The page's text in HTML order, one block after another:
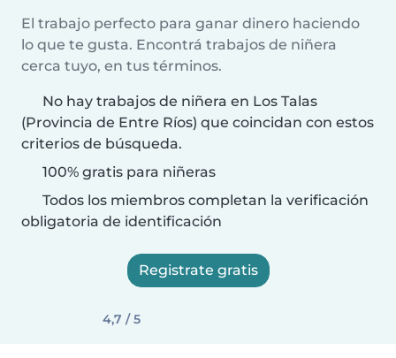
El trabajo perfecto para ganar dinero haciendo
lo que te gusta. Encontrá trabajos de niñera
cerca tuyo, en tus términos.
No hay trabajos de niñera en Los Talas
(Provincia de Entre Ríos) que coincidan con estos
criterios de búsqueda.
100% gratis para niñeras
Todos los miembros completan la verificación
obligatoria de identificación
Registrate gratis
4,7 / 5